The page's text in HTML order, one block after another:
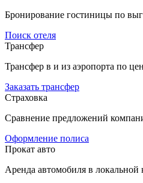
Бронирование гостиницы по
Поиск отеля
Трансфер
Трансфер в и из аэропорта по
Заказать трансфер
Страховка
Сравнение предложений
Оформление полиса
Прокат авто
Аренда автомобиля в локальной